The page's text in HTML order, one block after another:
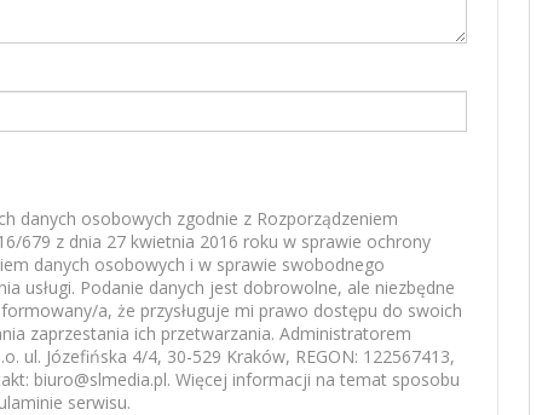
danych osobowych zgodnie z Rozporządzeniem
679 z dnia 27 kwietnia 2016 roku w sprawie ochrony
danych osobowych i w sprawie swobodnego
usługi. Podanie danych jest dobrowolne, ale niezbędne
a, że przysługuje mi prawo dostępu do swoich
zaprzestania ich przetwarzania. Administratorem
ul. Józefińska 4/4, 30-529 Kraków, REGON: 122567413,
biuro@slmedia.pl. Więcej informacji na temat sposobu
serwisu.